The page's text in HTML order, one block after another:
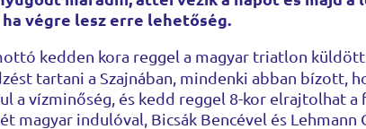
végre lesz erre lehetőség.
kedden kora reggel a magyar triatlon
tartani a Szajnában, mindenki abban bízott,
a vízminőség, és kedd reggel 8-kor elrajtolhat
magyar indulóval, Bicsák Bencével és Lehmann